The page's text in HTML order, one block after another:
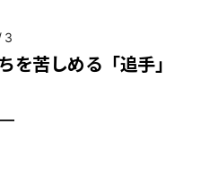
3
を苦しめる「追手」